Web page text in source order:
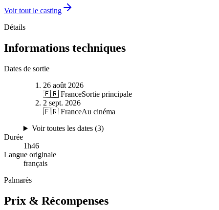
Voir tout le casting
Détails
Informations techniques
Dates de sortie
26 août 2026
🇫🇷 FranceSortie principale
2 sept. 2026
🇫🇷 FranceAu cinéma
Voir toutes les dates (3)
Durée
1h46
Langue originale
français
Palmarès
Prix & Récompenses